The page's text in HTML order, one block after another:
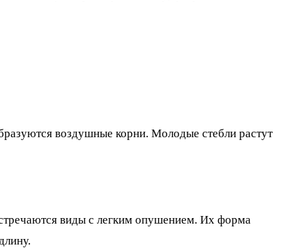
воздушные корни. Молодые стебли растут
виды с легким опушением. Их форма